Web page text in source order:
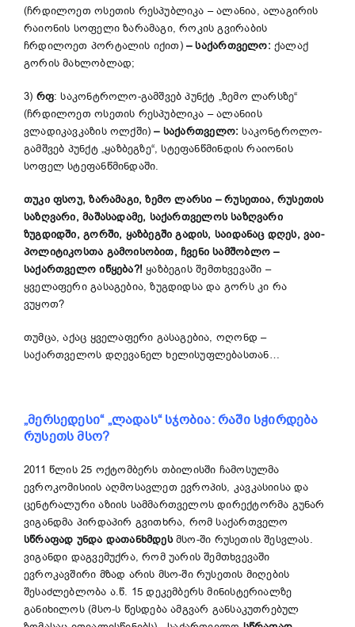
(ჩრდილოეთ ოსეთის რესპუბლიკა – ალანია, ალაგირის
რაიონის სოფელი ზარამაგი, როკის გვირაბის
ჩრდილოეთ პორტალის იქით)– საქართველო: ქალაქ
გორის მახლობლად;
3) რფ: საკონტროლო-გამშვებ პუნქტ „ზემო ლარსზე“
(ჩრდილოეთ ოსეთის რესპუბლიკა – ალანიის
ვლადიკავკაზის ოლქში)– საქართველო: საკონტროლო-
გამშვებ პუნქტ „ყაზბეგზე“, სტეფანწმინდის რაიონის
სოფელ სტეფანწმინდაში.
თუკი ფსოუ, ზარამაგი, ზემო ლარსი – რუსეთია, რუსეთის
საზღვარი, მაშასადამე, საქართველოს საზღვარი
ზუგდიდში, გორში, ყაზბეგში გადის, საიდანაც დღეს, ვაი-
პოლიტიკოსთა გამოისობით, ჩვენი სამშობლო–
საქართველო იწყება?! ყაზბეგის შემთხვევაში –
ყველაფერი გასაგებია, ზუგდიდსა და გორს კი რა
ვუყოთ?
თუმცა, აქაც ყველაფერი გასაგებია, ოღონდ –
საქართველოს დღევანელ ხელისუფლებასთან…
„მერსედესი“ „ლადას“ სჯობია: რაში სჭირდება
რუსეთს მსო?
2011 წლის 25 ოქტომბერს თბილისში ჩამოსულმა
ევროკომისიის აღმოსავლეთ ევროპის, კავკასიისა და
ცენტრალური აზიის სამმართველოს დირექტორმა გუნარ
ვიგანდმა პირდაპირ გვითხრა, რომ საქართველო
სწრაფად უნდა დათანხმდესმსო-ში რუსეთის შესვლას.
ვიგანდი დაგვემუქრა, რომ უარის შემთხვევაში
ევროკავშირი მზად არის მსო-ში რუსეთის მიღების
შესაძლებლობა ა.წ. 15 დეკემბერს მინისტერიალზე
განიხილოს (მსო-ს წესდება ამგვარ განსაკუთრებულ